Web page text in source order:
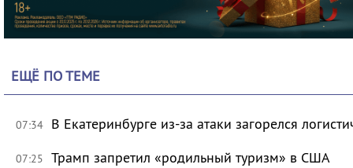
ЕЩЁ ПО ТЕМЕ
07:34 В Екатеринбурге из-за атаки загорелся
07:25 Трамп запретил «родильный туризм» в США